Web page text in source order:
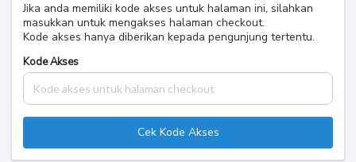
Jika anda memiliki kode akses untuk halaman ini, silahkan
masukkan untuk mengakses halaman checkout.
Kode akses hanya diberikan kepada pengunjung tertentu.
Kode Akses
Cek Kode Akses